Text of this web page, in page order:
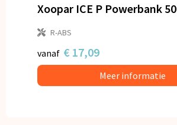
Xoopar ICE P Powerbank
R-ABS
vanaf € 17,09
Meer informatie